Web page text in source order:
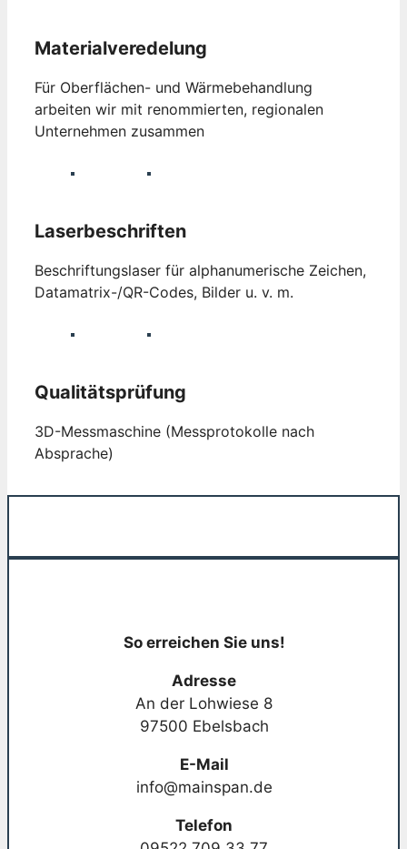
Materialveredelung
Für Oberflächen- und Wärmebehandlung
arbeiten wir mit renommierten, regionalen
Unternehmen zusammen
Laserbeschriften
Beschriftungslaser für alphanumerische Zeichen,
Datamatrix-/QR-Codes, Bilder u. v. m.
Qualitätsprüfung
3D-Messmaschine (Messprotokolle nach
Absprache)
So erreichen Sie uns!
Adresse
An der Lohwiese 8
97500 Ebelsbach
E-Mail
info@mainspan.de
Telefon